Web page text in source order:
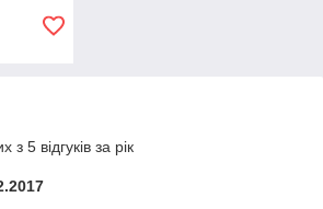
з 5 відгуків за рік